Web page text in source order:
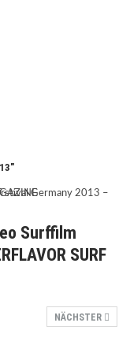
Surffilm
SURF
NÄCHSTER